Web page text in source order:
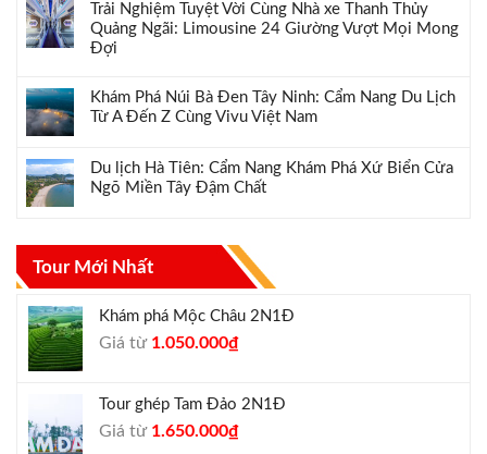
Trải Nghiệm Tuyệt Vời Cùng Nhà xe Thanh Thủy
Quảng Ngãi: Limousine 24 Giường Vượt Mọi Mong
Đợi
Khám Phá Núi Bà Đen Tây Ninh: Cẩm Nang Du Lịch
Từ A Đến Z Cùng Vivu Việt Nam
Du lịch Hà Tiên: Cẩm Nang Khám Phá Xứ Biển Cửa
Ngõ Miền Tây Đậm Chất
Tour Mới Nhất
Khám phá Mộc Châu 2N1Đ
Giá từ Giá
1.300.000₫.
1.050.000₫Giá
là:
Tour ghép Tam Đảo 2N1Đ
Giá từ Giá
1.650.000₫Giá